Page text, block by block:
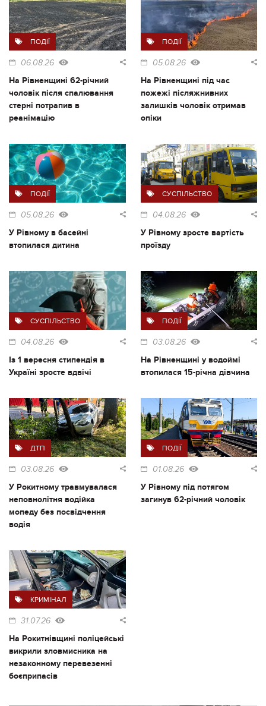
ПОДІЇ
06.08.26
На Рівненщині 62-річний
чоловік після спалювання
стерні потрапив в
реанімацію
ПОДІЇ
05.08.26
На Рівненщині під час
пожежі післяжнивних
залишків чоловік отримав
опіки
ПОДІЇ
05.08.26
У Рівному в басейні
втопилася дитина
СУСПІЛЬСТВО
04.08.26
У Рівному зросте вартість
проїзду
СУСПІЛЬСТВО
04.08.26
Із 1 вересня стипендія в
Україні зросте вдвічі
ПОДІЇ
03.08.26
На Рівненщині у водоймі
втопилася 15-річна дівчина
ДТП
03.08.26
У Рокитному травмувалася
неповнолітня водійка
мопеду без посвідчення
водія
ПОДІЇ
01.08.26
У Рівному під потягом
загинув 62-річний чоловік
КРИМІНАЛ
31.07.26
На Рокитнівщині поліцейські
викрили зловмисника на
незаконному перевезенні
боєприпасів